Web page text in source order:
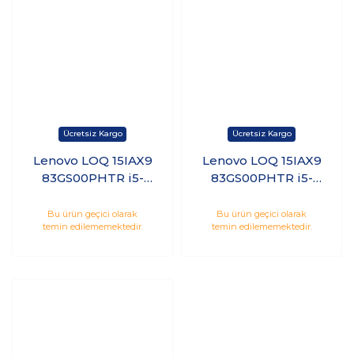
Lenovo LOQ 15IAX9
83GS00PHTR i5-
SSD 8GB RTX4060
(105W) 15.6" 144Hz
Bu ürün geçici olarak
temin edilememektedir.
Lenovo LOQ 15IAX9
83GS00PHTR i5-
SSD 8GB RTX4060
(105W) 15.6" 144Hz
Bu ürün geçici olarak
temin edilememektedir.